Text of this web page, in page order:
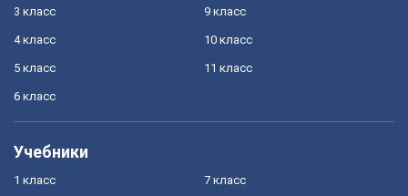
3 класс
4 класс
5 класс
6 класс
9 класс
10 класс
11 класс
Учебники
1 класс 7 класс